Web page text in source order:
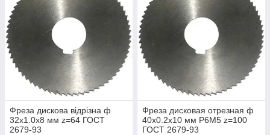
Фреза дискова відрізна ф
32х1.0х8 мм z=64 ГОСТ
2679-93
Фреза дисковая отрезная ф
40х0.2х10 мм Р6М5 z=100
ГОСТ 2679-93